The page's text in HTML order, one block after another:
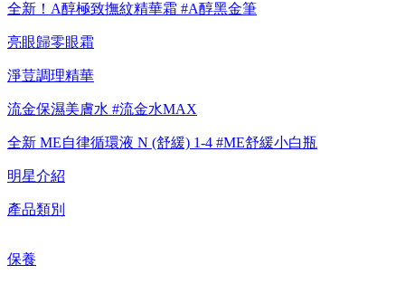
全新！A醇極致撫紋精華霜 #A醇黑金筆
亮眼歸零眼霜
淨荳調理精華
流金保濕美膚水 #流金水MAX
全新 ME自律循環液 N (舒緩) 1-4 #ME舒緩小白瓶
明星介紹
產品類別
保養